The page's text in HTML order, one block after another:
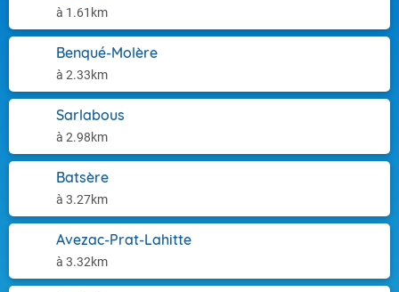
à 1.61km
Benqué-Molère
à 2.33km
Sarlabous
à 2.98km
Batsère
à 3.27km
Avezac-Prat-Lahitte
à 3.32km